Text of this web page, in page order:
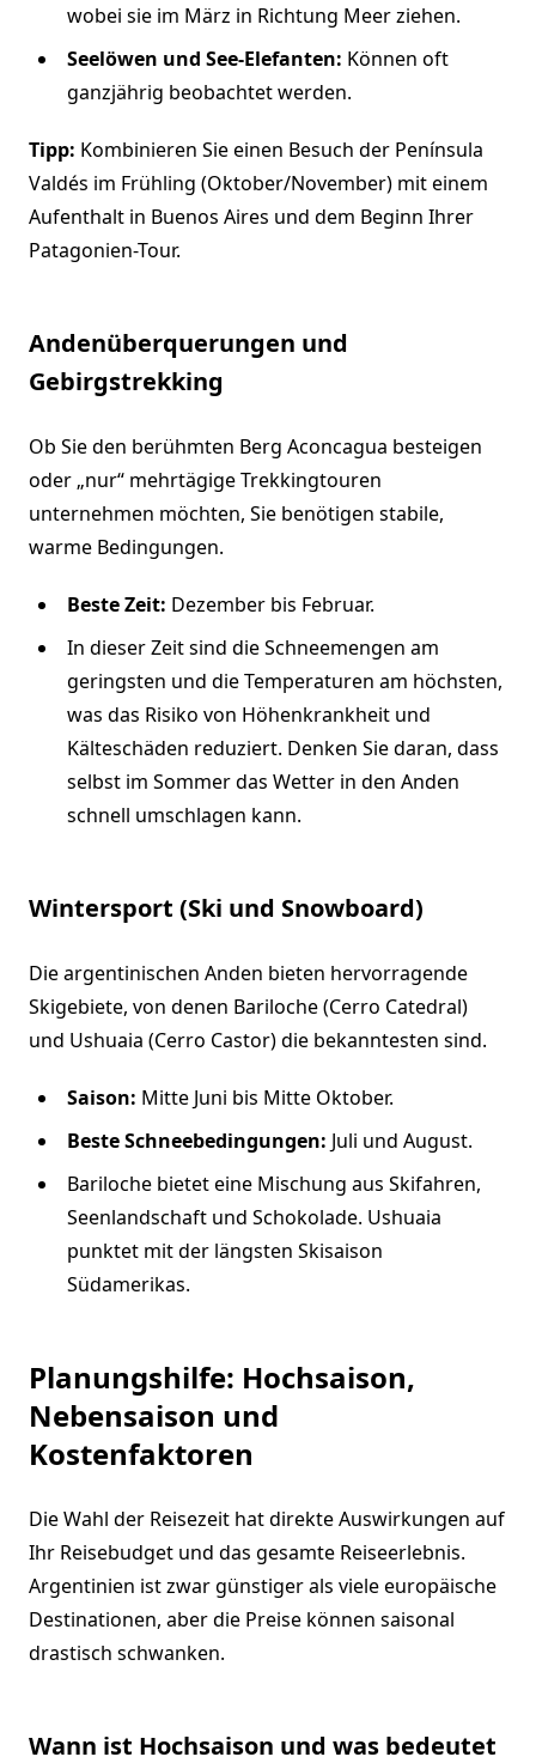
wobei sie im März in Richtung Meer ziehen.
Seelöwen und See-Elefanten: Können oft
ganzjährig beobachtet werden.
Tipp: Kombinieren Sie einen Besuch der Península
Valdés im Frühling (Oktober/November) mit einem
Aufenthalt in Buenos Aires und dem Beginn Ihrer
Patagonien-Tour.
Andenüberquerungen und
Gebirgstrekking
Ob Sie den berühmten Berg Aconcagua besteigen
oder „nur“ mehrtägige Trekkingtouren
unternehmen möchten, Sie benötigen stabile,
warme Bedingungen.
Beste Zeit: Dezember bis Februar.
In dieser Zeit sind die Schneemengen am
geringsten und die Temperaturen am höchsten,
was das Risiko von Höhenkrankheit und
Kälteschäden reduziert. Denken Sie daran, dass
selbst im Sommer das Wetter in den Anden
schnell umschlagen kann.
Wintersport (Ski und Snowboard)
Die argentinischen Anden bieten hervorragende
Skigebiete, von denen Bariloche (Cerro Catedral)
und Ushuaia (Cerro Castor) die bekanntesten sind.
Saison: Mitte Juni bis Mitte Oktober.
Beste Schneebedingungen: Juli und August.
Bariloche bietet eine Mischung aus Skifahren,
Seenlandschaft und Schokolade. Ushuaia
punktet mit der längsten Skisaison
Südamerikas.
Planungshilfe: Hochsaison,
Nebensaison und
Kostenfaktoren
Die Wahl der Reisezeit hat direkte Auswirkungen auf
Ihr Reisebudget und das gesamte Reiseerlebnis.
Argentinien ist zwar günstiger als viele europäische
Destinationen, aber die Preise können saisonal
drastisch schwanken.
Wann ist Hochsaison und was bedeutet